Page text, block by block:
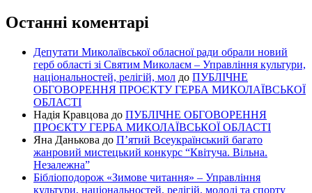
Останні коментарі
Депутати Миколаївської обласної ради обрали новий
герб області зі Святим Миколаєм – Управління культури,
національностей, релігій, мол до ПУБЛІЧНЕ
ОБГОВОРЕННЯ ПРОЄКТУ ГЕРБА МИКОЛАЇВСЬКОЇ
ОБЛАСТІ
Надія Кравцова до ПУБЛІЧНЕ ОБГОВОРЕННЯ
ПРОЄКТУ ГЕРБА МИКОЛАЇВСЬКОЇ ОБЛАСТІ
Яна Данькова до П’ятий Всеукраїнський багато
жанровий мистецький конкурс “Квітуча. Вільна.
Незалежна”
Бібліоподорож «Зимове читання» – Управління
культури, національностей, релігій, молоді та спорту